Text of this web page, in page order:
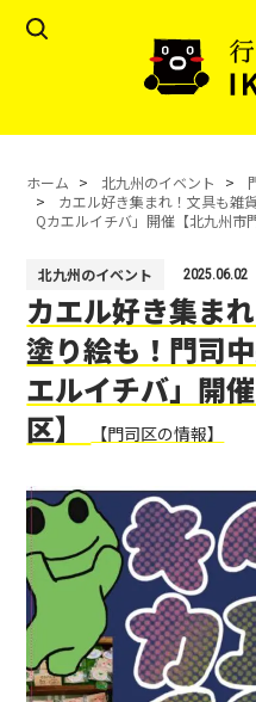
ホーム 北九州のイベント
カエル好き集まれ！文具も雑
Qカエルイチバ」開催【北九州市
北九州のイベント 2025.06.02
カエル好き集ま
塗り絵も！門司
エルイチバ」開
区】
【門司区の情報】